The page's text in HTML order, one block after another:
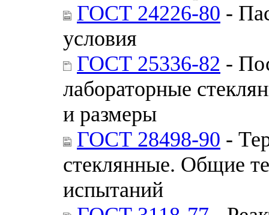
ГОСТ 24226-80 -
условия
ГОСТ 25336-82 -
лабораторные
и размеры
ГОСТ 28498-90 -
стеклянные. Общие
испытаний